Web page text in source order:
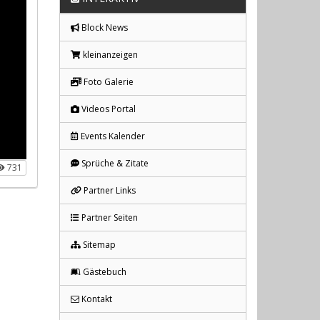
731
Block News
kleinanzeigen
Foto Galerie
Videos Portal
Events Kalender
Sprüche & Zitate
Partner Links
Partner Seiten
Sitemap
Gästebuch
Kontakt